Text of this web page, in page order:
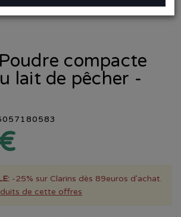
compacte
lait de pêcher -
-25% sur Clarins dès 89euros d'achat.
de cette offres